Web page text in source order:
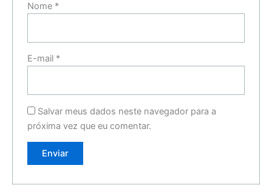
Nome *
E-mail *
Salvar meus dados neste navegador para a
próxima vez que eu comentar.